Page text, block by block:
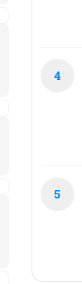
4
5